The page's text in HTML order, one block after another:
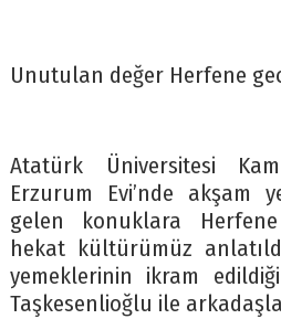
Unutulan değer Herfene
Atatürk Üniversitesi
Erzurum Evi’nde akşam
gelen konuklara
hekat kültürümüz
yemeklerinin ikram
Taşkesenlioğlu ile